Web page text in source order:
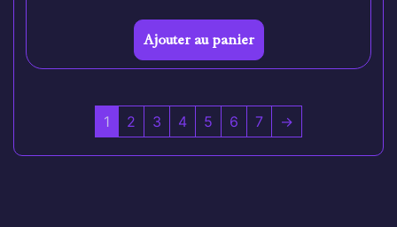
Ajouter au panier
1 2 3 4 5 6 7 →